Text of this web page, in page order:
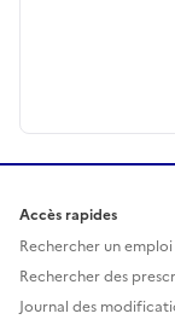
Accès rapides
Rechercher un
Rechercher des
Journal des